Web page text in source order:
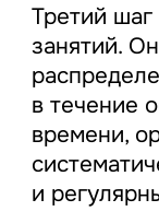
Третий
занятий.
в течение
времени,
и